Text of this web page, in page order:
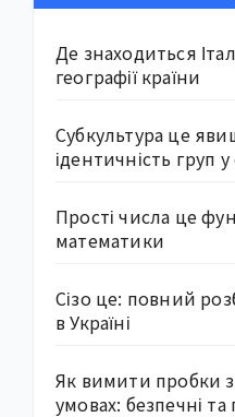
Де знаходиться
географії країни
Субкультура це
ідентичність груп у
Прості числа це
математики
Сізо це: повний
в Україні
Як вимити пробки
умовах: безпечні та